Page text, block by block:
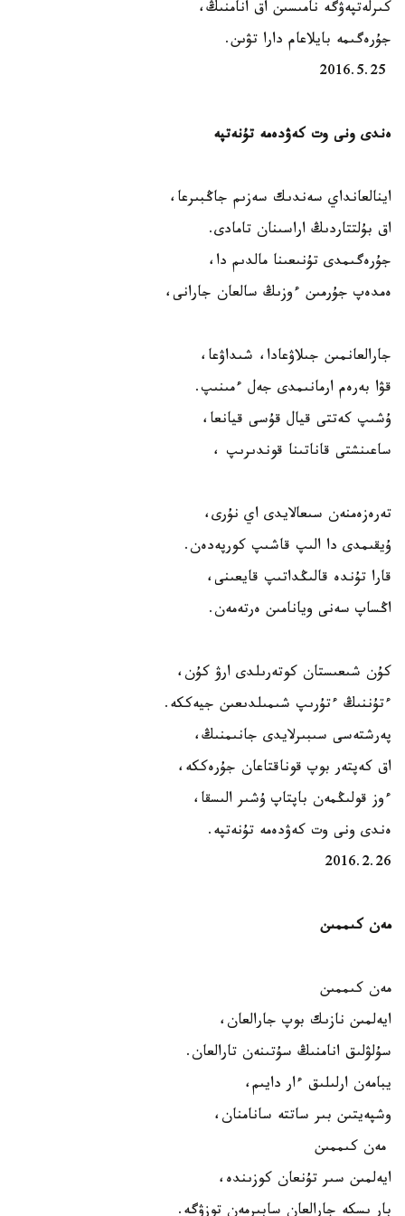
كىرلەتپەۋگە نامىسىن اق انامنىڭ،
جۇرەگىمە بايلاعام دارا تۋىن.
ەندى ونى وت كەۋدەمە تۇنەتپە
اينالعانداي سەندىك سەزىم جاڭبىرعا،
اق بۇلتتاردىڭ اراسىنان تامادى.
جۇرەگىمدى تۇنىعىنا مالدىم دا،
ەمدەپ جۇرمىن ءوزىڭ سالعان جارانى،
جارالعانمىن جىلاۋعادا، شىداۋعا،
قۋا بەرەم ارمانىمدى جەل ءمىنىپ.
ۇشىپ كەتتى قيال قۇسى قيانعا،
ساعىنشتى قاناتىنا قوندىرىپ ،
تەرەزەمنەن سىعالايدى اي نۇرى،
ۇيقىمدى دا الىپ قاشىپ كورپەدەن.
قارا تۇندە قالىڭداتىپ قايعىنى،
اڭساپ سەنى ويانامىن ەرتەمەن.
كۇن شىعىستان كوتەرىلدى ارۋ كۇن،
ءتۇننىڭ ءتۇرىپ شىمىلدىعىن جيەككە.
پەرشتەسى سىبىرلايدى جانىمنىڭ،
اق كەپتەر بوپ قوناقتاعان جۇرەككە،
ءوز قولىڭمەن باپتاپ ۇشىر الىسقا،
ەندى ونى وت كەۋدەمە تۇنەتپە.
2016.2.26
مەن كىممىن
مەن كىممىن
ايەلمىن نازىك بوپ جارالعان،
سۇلۋلىق انامنىڭ سۇتىنەن تارالعان.
يبامەن ارلىلىق ءار دايىم،
وشپەيتىن بىر ساتتە سانامنان،
مەن كىممىن
ايەلمىن سىر تۇنعان كوزىندە،